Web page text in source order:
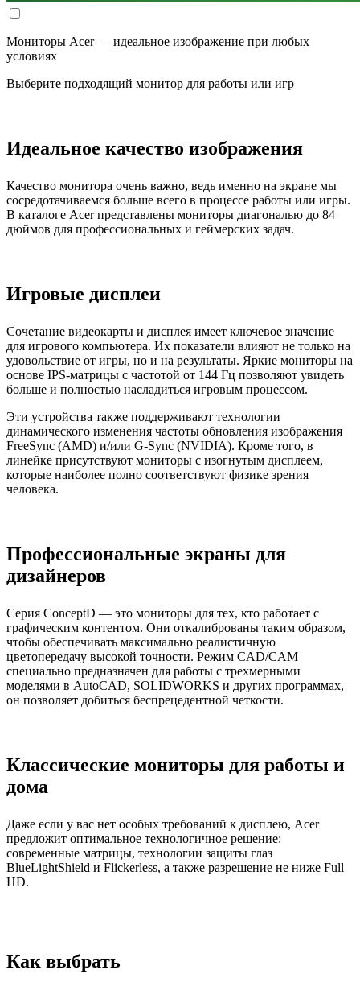
Мониторы Acer — идеальное изображение при любых
условиях
Выберите подходящий монитор для работы или игр
Идеальное качество изображения
Качество монитора очень важно, ведь именно на экране мы
сосредотачиваемся больше всего в процессе работы или игры.
В каталоге Acer представлены мониторы диагональю до 84
дюймов для профессиональных и геймерских задач.
Игровые дисплеи
Сочетание видеокарты и дисплея имеет ключевое значение
для игрового компьютера. Их показатели влияют не только на
удовольствие от игры, но и на результаты. Яркие мониторы на
основе IPS-матрицы с частотой от 144 Гц позволяют увидеть
больше и полностью насладиться игровым процессом.
Эти устройства также поддерживают технологии
динамического изменения частоты обновления изображения
FreeSync (AMD) и/или G-Sync (NVIDIA). Кроме того, в
линейке присутствуют мониторы с изогнутым дисплеем,
которые наиболее полно соответствуют физике зрения
человека.
Профессиональные экраны для
дизайнеров
Серия ConceptD — это мониторы для тех, кто работает с
графическим контентом. Они откалиброваны таким образом,
чтобы обеспечивать максимально реалистичную
цветопередачу высокой точности. Режим CAD/CAM
специально предназначен для работы с трехмерными
моделями в AutoCAD, SOLIDWORKS и других программах,
он позволяет добиться беспрецедентной четкости.
Классические мониторы для работы и
дома
Даже если у вас нет особых требований к дисплею, Acer
предложит оптимальное технологичное решение:
современные матрицы, технологии защиты глаз
BlueLightShield и Flickerless, а также разрешение не ниже Full
HD.
Как выбрать